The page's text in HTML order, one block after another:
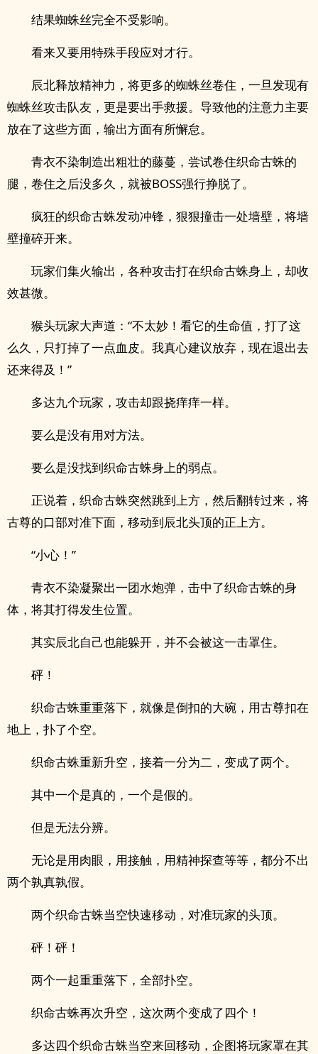
结果蜘蛛丝完全不受影响。
看来又要用特殊手段应对才行。
辰北释放精神力，将更多的蜘蛛丝卷住，一旦发现有
蜘蛛丝攻击队友，更是要出手救援。导致他的注意力主要
放在了这些方面，输出方面有所懈怠。
青衣不染制造出粗壮的藤蔓，尝试卷住织命古蛛的
腿，卷住之后没多久，就被BOSS强行挣脱了。
疯狂的织命古蛛发动冲锋，狠狠撞击一处墙壁，将墙
壁撞碎开来。
玩家们集火输出，各种攻击打在织命古蛛身上，却收
效甚微。
猴头玩家大声道：“不太妙！看它的生命值，打了这
么久，只打掉了一点血皮。我真心建议放弃，现在退出去
还来得及！”
多达九个玩家，攻击却跟挠痒痒一样。
要么是没有用对方法。
要么是没找到织命古蛛身上的弱点。
正说着，织命古蛛突然跳到上方，然后翻转过来，将
古尊的口部对准下面，移动到辰北头顶的正上方。
“小心！”
青衣不染凝聚出一团水炮弹，击中了织命古蛛的身
体，将其打得发生位置。
其实辰北自己也能躲开，并不会被这一击罩住。
砰！
织命古蛛重重落下，就像是倒扣的大碗，用古尊扣在
地上，扑了个空。
织命古蛛重新升空，接着一分为二，变成了两个。
其中一个是真的，一个是假的。
但是无法分辨。
无论是用肉眼，用接触，用精神探查等等，都分不出
两个孰真孰假。
两个织命古蛛当空快速移动，对准玩家的头顶。
砰！砰！
两个一起重重落下，全部扑空。
织命古蛛再次升空，这次两个变成了四个！
多达四个织命古蛛当空来回移动，企图将玩家罩在其